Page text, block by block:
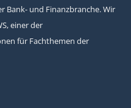
und Finanzbranche. Wir
einer der
für Fachthemen der